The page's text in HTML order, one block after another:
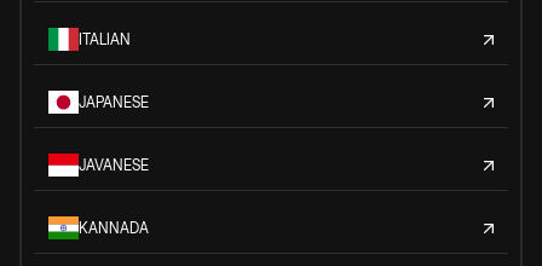
ITALIAN
JAPANESE
JAVANESE
KANNADA